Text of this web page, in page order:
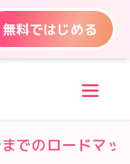
無料ではじめる
でのロードマッ